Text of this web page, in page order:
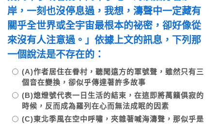
岸，一刻也沒停息過，我想，濤聲中一定藏有
關乎全世界或全宇宙最根本的祕密，卻好像從
來沒有人注意過。」依據上文的訊息，下列那
一個說法是不存在的：
(A)作者居住在眷村，聽聞遠方的軍號聲，雖然只有三
個音在變換，卻似乎傳達著許多故事
(B)熄燈號代表一日生活的結束，在這即將萬籟俱寂的
時候，反而成為羅列在心而無法成眠的因素
(C)東北季風在空中呼嘯，夾雜著喊海濤聲，那似乎是